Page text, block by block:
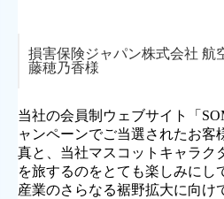
損害保険ジャパン株式会社 航
藤穂乃香様
当社の会員制ウェブサイト「
ャンペーンでご当選されたお客
真と、当社マスコットキャラク
を旅するのをとても楽しみにし
産業のさらなる裾野拡大に向け